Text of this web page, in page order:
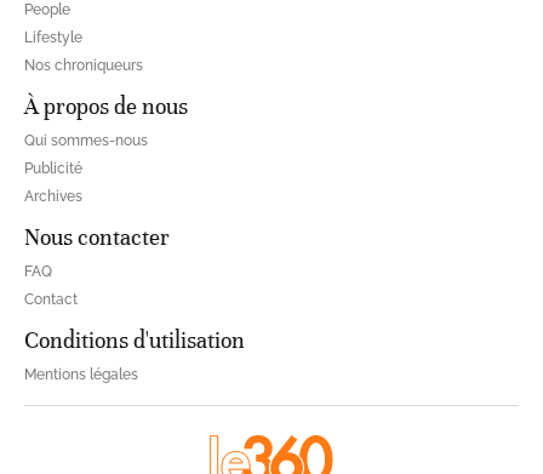
People
Lifestyle
Nos chroniqueurs
À propos de nous
Qui sommes-nous
Publicité
Archives
Nous contacter
FAQ
Contact
Conditions d'utilisation
Mentions légales